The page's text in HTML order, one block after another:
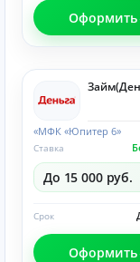
Оформить
«МФК «Юпитер 6»
Ставка
До 15 000 руб.
Срок
Оформить